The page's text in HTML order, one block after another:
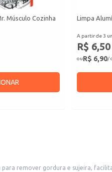
Músculo Cozinha
Limpa
A partir de 3
R$ 6,50
ouR$ 6,90/
remover gordura e sujeira,